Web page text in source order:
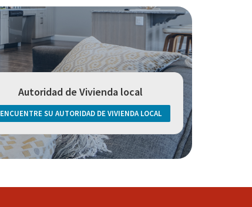
Autoridad de Vivienda local
ENCUENTRE SU AUTORIDAD DE VIVIENDA LOCAL